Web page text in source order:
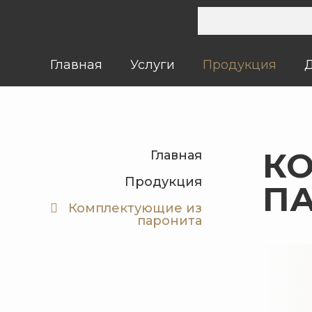
Главная Услуги Продукция
Главная
Продукция
Комплектующие из
паронита